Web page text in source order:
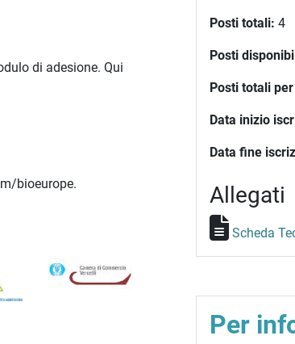
di adesione. Qui
bioeurope.
Posti totali: 4
Posti
Posti totali
Data inizio
Data fine
Allegati
Scheda
Per